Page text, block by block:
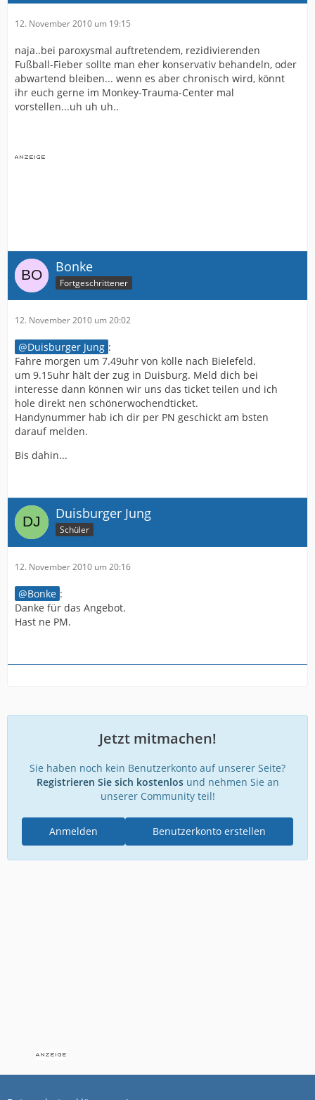
12. November 2010 um 19:15
naja..bei paroxysmal auftretendem, rezidivierenden
Fußball-Fieber sollte man eher konservativ behandeln, oder
abwartend bleiben... wenn es aber chronisch wird, könnt
ihr euch gerne im Monkey-Trauma-Center mal
vorstellen...uh uh uh..
Bonke
Fortgeschrittener
12. November 2010 um 20:02
Duisburger Jung :
Fahre morgen um 7.49uhr von kölle nach Bielefeld.
um 9.15uhr hält der zug in Duisburg. Meld dich bei
interesse dann können wir uns das ticket teilen und ich
hole direkt nen schönerwochendticket.
Handynummer hab ich dir per PN geschickt am bsten
darauf melden.
Bis dahin...
Duisburger Jung
Schüler
12. November 2010 um 20:16
Bonke :
Danke für das Angebot.
Hast ne PM.
Jetzt mitmachen!
Sie haben noch kein Benutzerkonto auf unserer Seite?
Registrieren Sie sich kostenlosund nehmen Sie an
unserer Community teil!
Benutzerkonto erstellen
Anmelden